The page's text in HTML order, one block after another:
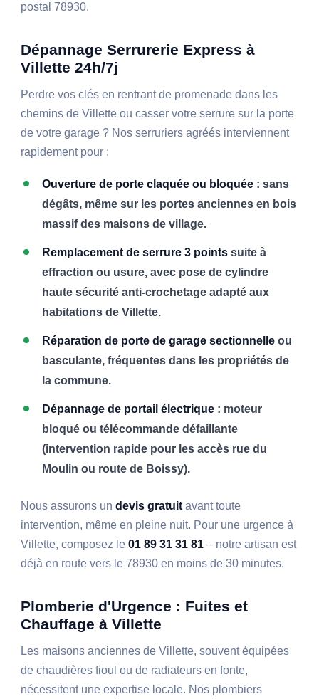
postal 78930.
Dépannage Serrurerie Express à
Villette 24h/7j
Perdre vos clés en rentrant de promenade dans les
chemins de Villette ou casser votre serrure sur la porte
de votre garage ? Nos serruriers agréés interviennent
rapidement pour :
Ouverture de porte claquée ou bloquée : sans
dégâts, même sur les portes anciennes en bois
massif des maisons de village.
Remplacement de serrure 3 points suite à
effraction ou usure, avec pose de cylindre
haute sécurité anti-crochetage adapté aux
habitations de Villette.
Réparation de porte de garage sectionnelle ou
basculante, fréquentes dans les propriétés de
la commune.
Dépannage de portail électrique : moteur
bloqué ou télécommande défaillante
(intervention rapide pour les accès rue du
Moulin ou route de Boissy).
Nous assurons undevis gratuitavant toute
intervention, même en pleine nuit. Pour une urgence à
Villette, composez le01 89 31 31 81 – notre artisan est
déjà en route vers le 78930 en moins de 30 minutes.
Plomberie d'Urgence : Fuites et
Chauffage à Villette
Les maisons anciennes de Villette, souvent équipées
de chaudières fioul ou de radiateurs en fonte,
nécessitent une expertise locale. Nos plombiers